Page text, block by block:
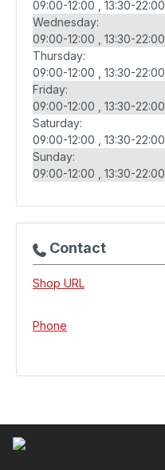
09:00-12:00
13:30-22:00
Wednesday:
09:00-12:00
13:30-22:00
Thursday:
09:00-12:00
13:30-22:00
Friday:
09:00-12:00
13:30-22:00
Saturday:
09:00-12:00
13:30-22:00
Sunday:
09:00-12:00
13:30-22:00
Contact
Shop URL
Phone